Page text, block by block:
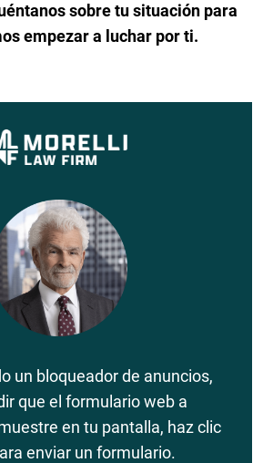
sobre tu situación para
empezar a luchar por ti.
un bloqueador de anuncios,
que el formulario web a
en tu pantalla, haz clic
enviar un formulario.